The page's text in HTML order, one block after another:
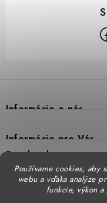
Používame cookies, aby
webu a vďaka analýze
funkcie, výkon
p
i
Informácie o nás
Prečo DUAL BP
Predajne
Doprava
Informácie pre Vás
Formulár na výmenu tovaru
Facebook
Katalógy